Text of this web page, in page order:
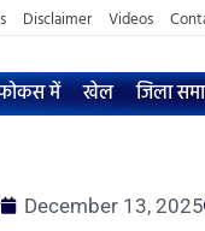
Disclaimer Videos
में खेल जिला
December 13, 2025